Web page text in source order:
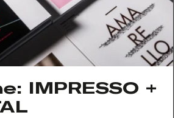
IMPRESSO +
Nome de usuário ou endereço de e-
mail
Lembrar-me